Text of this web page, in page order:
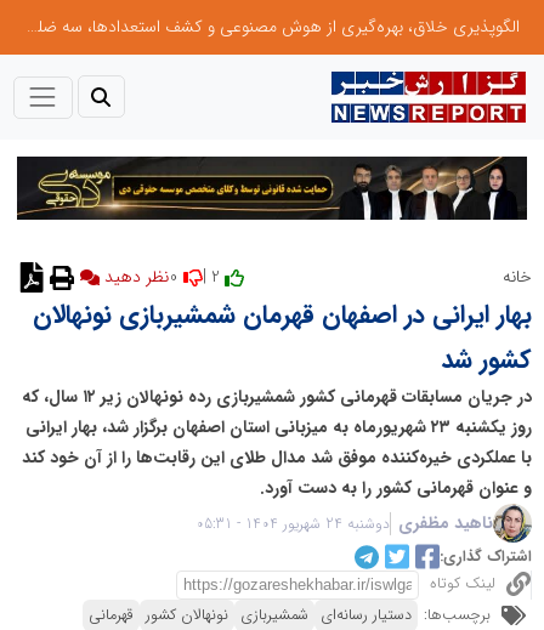
الگوپذیری خلاق، بهره‌گیری از هوش مصنوعی و کشف استعدادها، سه ضلع موفقیت جوانان کارآفرین
خانه
بهار ایرانی در اصفهان قهرمان شمشیربازی نونهالان
کشور شد
در جریان مسابقات قهرمانی کشور شمشیربازی رده نونهالان زیر ۱۲ سال، که
روز یکشنبه ۲۳ شهریورماه به میزبانی استان اصفهان برگزار شد، بهار ایرانی
با عملکردی خیره‌کننده موفق شد مدال طلای این رقابت‌ها را از آن خود کند
و عنوان قهرمانی کشور را به دست آورد.
ناهید مظفری دوشنبه 24 شهریور 1404 - 05:31
اشتراک گذاری:
لینک کوتاه
برچسب‌ها: دستیار رسانه‌ای شمشیربازی نونهالان کشور قهرمانی